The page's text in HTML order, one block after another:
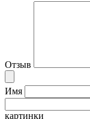
Отзыв
Имя
картинки